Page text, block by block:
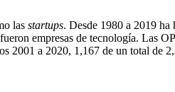
las startups. Desde 1980 a 2019
empresas de tecnología. Las
2001 a 2020, 1,167 de un total de